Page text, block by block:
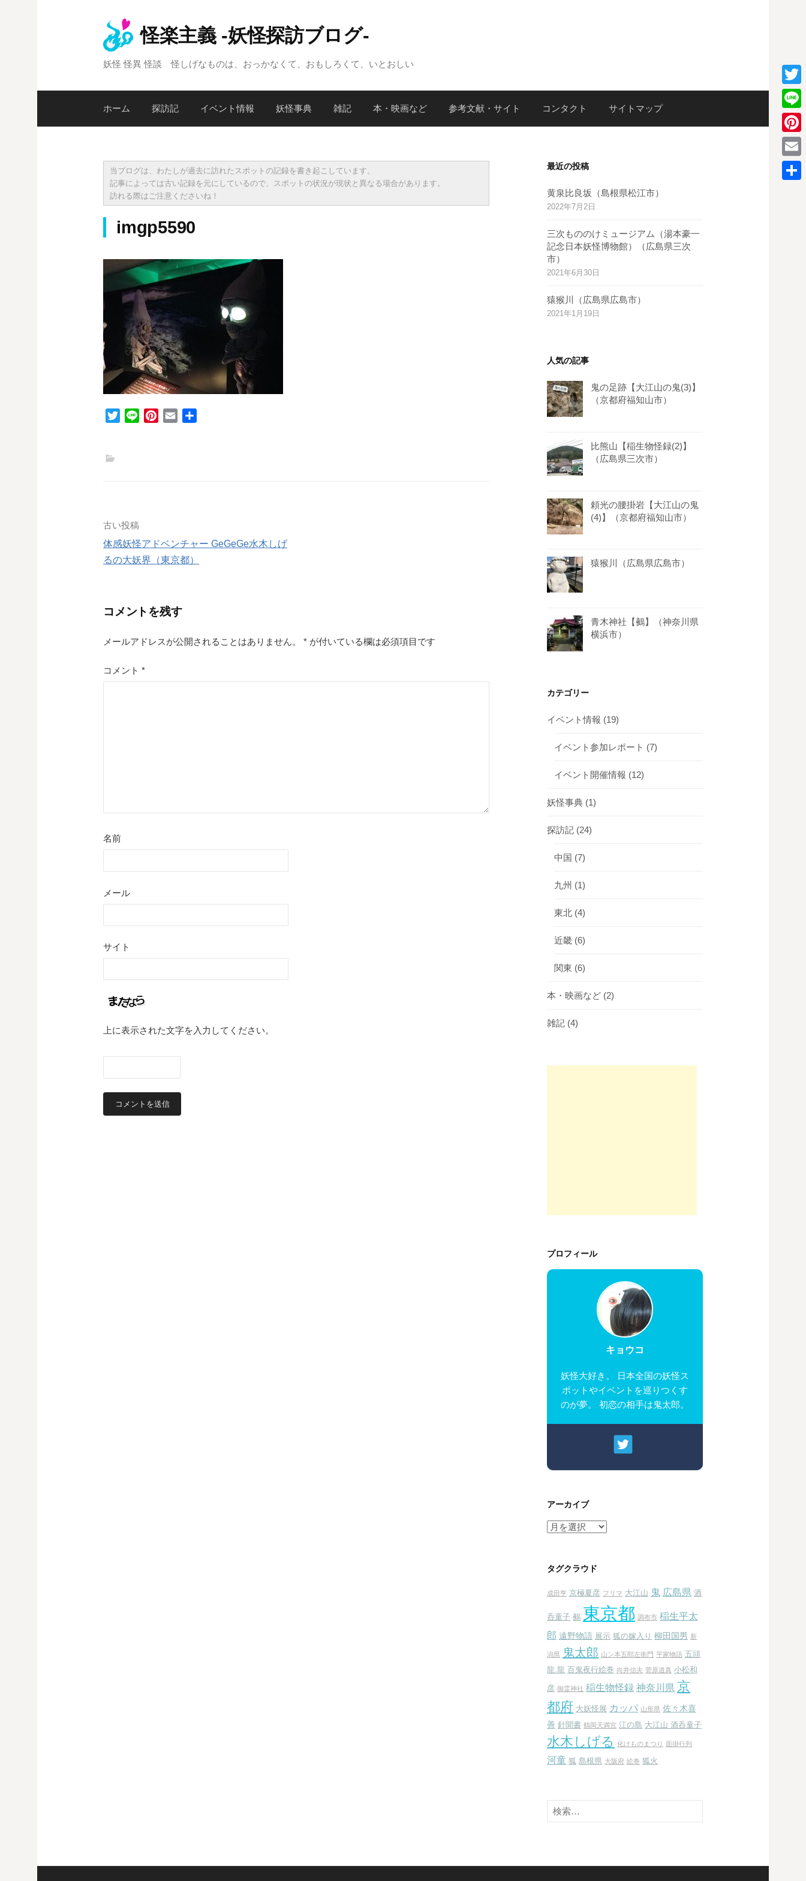
へ
怪楽主義 -妖怪探訪ブログ-
妖怪 怪異 怪談 怪しげなものは、おっかなくて、おもしろくて、いとおしい
ホーム 探訪記 イベント情報 妖怪事典 雑記 本・映画など 参考文献・サイト コンタクト サイトマップ
当ブログは、わたしが過去に訪れたスポットの記録を書き起こしています。
記事によっては古い記録を元にしているので、スポットの状況が現状と異なる場合があります。
訪れる際はご注意くださいね！
imgp5590
投
稿
ー
シ
古い投稿
体感妖怪アドベンチャー GeGeGe水木しげ
るの大妖界（東京都）
コメントを残す
メールアドレスが公開されることはありません。 * が付いている欄は必須項目です
コメント *
名前
メール
サイト
上に表示された文字を入力してください。
最近の投稿
黄泉比良坂（島根県松江市）
2022年7月2日
三次もののけミュージアム（湯本豪一
記念日本妖怪博物館）（広島県三次
市）
2021年6月30日
猿猴川（広島県広島市）
2021年1月19日
人気の記事
鬼の足跡【大江山の鬼(3)】
（京都府福知山市）
比熊山【稲生物怪録(2)】
（広島県三次市）
頼光の腰掛岩【大江山の鬼
(4)】（京都府福知山市）
猿猴川（広島県広島市）
青木神社【鵺】（神奈川県
横浜市）
カテゴリー
イベント情報 (19)
イベント参加レポート (7)
イベント開催情報 (12)
妖怪事典 (1)
探訪記 (24)
中国 (7)
九州 (1)
東北 (4)
近畿 (6)
関東 (6)
本・映画など (2)
雑記 (4)
プロフィール
キョウコ
妖怪大好き。 日本全国の妖怪ス
ポットやイベントを巡りつくす
のが夢。 初恋の相手は鬼太郎。
アーカイブ
ア
イ
タグクラウド
成田亨 京極夏彦 フリマ 大江山 鬼 広島県 酒
呑童子 鵺 東京都 調布市 稲生平太
郎 遠野物語 展示 狐の嫁入り 柳田国男 新
潟県 鬼太郎 山ン本五郎左衛門 平家物語 五頭
龍.龍 百鬼夜行絵巻 向井信夫 菅原道真 小松和
彦 御霊神社 稲生物怪録 神奈川県 京
都府 大妖怪展 カッパ 山形県 佐々木喜
善 針聞書 鶴岡天満宮 江の島 大江山 酒呑童子
水木しげる 化けものまつり 面掛行列
河童 狐 島根県 大阪府 絵巻 狐火
検
索:
T
w
i
L
i
n
e
P
i
n
E